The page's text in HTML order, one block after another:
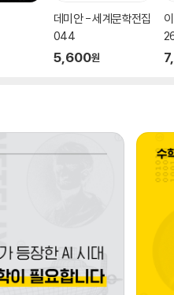
데미안 - 세계문학전집
044
5,600원